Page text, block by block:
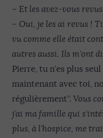
– Et les avez-vous
– Oui, je les ai revus !
vu comme elle était
autres aussi. Ils m’ont
Pierre, tu n’es plus
maintenant avec toi,
régulièrement”. Vous
j’ai ma famille qui
plus, à l’hospice, me